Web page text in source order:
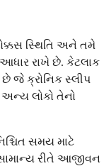
સ્થિતિ અને તમે
આધાર રાખે છે. કેટલાક
છે જે ક્રોનિક સ્લીપ
લોકો તેનો
સમય માટે
રીતે આજીવન